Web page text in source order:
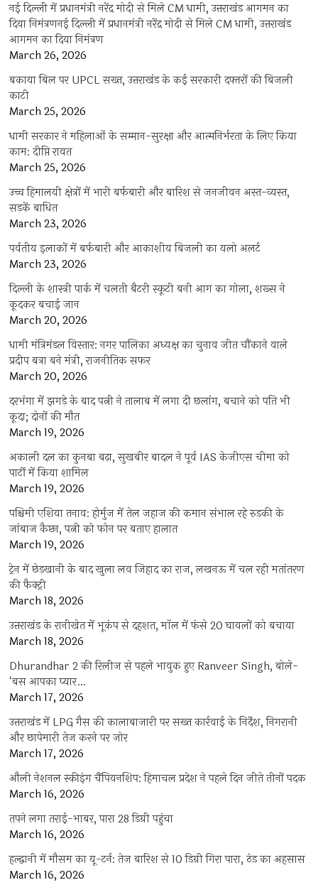
नई दिल्ली में प्रधानमंत्री नरेंद्र मोदी से मिले CM धामी, उत्तराखंड आगमन का
दिया निमंत्रणनई दिल्ली में प्रधानमंत्री नरेंद्र मोदी से मिले CM धामी, उत्तराखंड
आगमन का दिया निमंत्रण
March 26, 2026
बकाया बिल पर UPCL सख्त, उत्तराखंड के कई सरकारी दफ्तरों की बिजली
काटी
March 25, 2026
धामी सरकार ने महिलाओं के सम्मान-सुरक्षा और आत्मनिर्भरता के लिए किया
काम: दीप्ति रावत
March 25, 2026
उच्च हिमालयी क्षेत्रों में भारी बर्फबारी और बारिश से जनजीवन अस्त-व्यस्त,
सड़कें बाधित
March 23, 2026
पर्वतीय इलाकों में बर्फबारी और आकाशीय बिजली का यलो अलर्ट
March 23, 2026
दिल्ली के शास्त्री पार्क में चलती बैटरी स्कूटी बनी आग का गोला, शख्स ने
कूदकर बचाई जान
March 20, 2026
धामी मंत्रिमंडल विस्तार: नगर पालिका अध्यक्ष का चुनाव जीत चौंकाने वाले
प्रदीप बत्रा बने मंत्री, राजनीतिक सफर
March 20, 2026
दरभंगा में झगड़े के बाद पत्नी ने तालाब में लगा दी छलांग, बचाने को पति भी
कूदा; दोनों की मौत
March 19, 2026
अकाली दल का कुनबा बढ़ा, सुखबीर बादल ने पूर्व IAS केजीएस चीमा को
पार्टी में किया शामिल
March 19, 2026
पश्चिमी एशिया तनाव: होर्मुज में तेल जहाज की कमान संभाल रहे रुड़की के
जांबाज कैप्टन, पत्नी को फोन पर बताए हालात
March 19, 2026
ट्रेन में छेड़खानी के बाद खुला लव जिहाद का राज, लखनऊ में चल रही मतांतरण
की फैक्ट्री
March 18, 2026
उत्तराखंड के रानीखेत में भूकंप से दहशत, मॉल में फंसे 20 घायलों को बचाया
March 18, 2026
Dhurandhar 2 की रिलीज से पहले भावुक हुए Ranveer Singh, बोले-
‘बस आपका प्यार…
March 17, 2026
उत्तराखंड में LPG गैस की कालाबाजारी पर सख्त कार्रवाई के निर्देश, निगरानी
और छापेमारी तेज करने पर जोर
March 17, 2026
औली नेशनल स्कीइंग चैंपियनशिप: हिमाचल प्रदेश ने पहले दिन जीते तीनों पदक
March 16, 2026
तपने लगा तराई-भाबर, पारा 28 डिग्री पहुंचा
March 16, 2026
हल्द्वानी में मौसम का यू-टर्न: तेज बारिश से 10 डिग्री गिरा पारा, ठंड का अहसास
March 16, 2026